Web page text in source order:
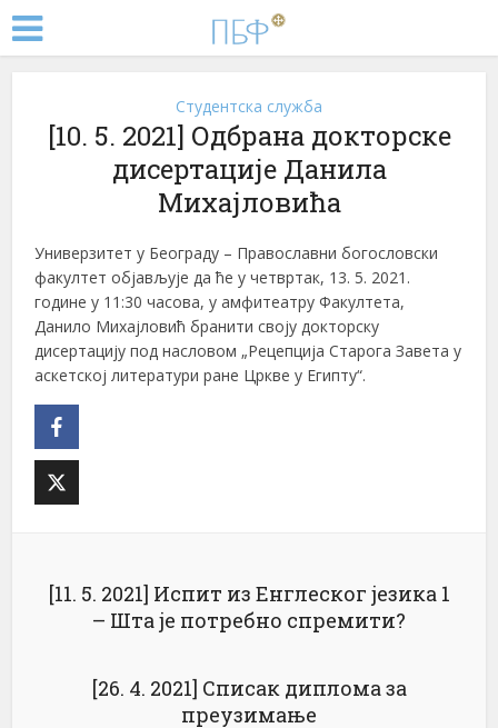
Студентска служба
[10. 5. 2021] Одбрана докторске
дисертације Данила
Михајловића
Универзитет у Београду – Православни богословски
факултет објављује да ће у четвртак, 13. 5. 2021.
године у 11:30 часова, у амфитеатру Факултета,
Данило Михајловић бранити своју докторску
дисертацију под насловом „Рецепција Старога Завета у
аскетској литератури ране Цркве у Египту“.
[11. 5. 2021] Испит из Енглеског језика 1
– Шта је потребно спремити?
[26. 4. 2021] Списак диплома за
преузимање